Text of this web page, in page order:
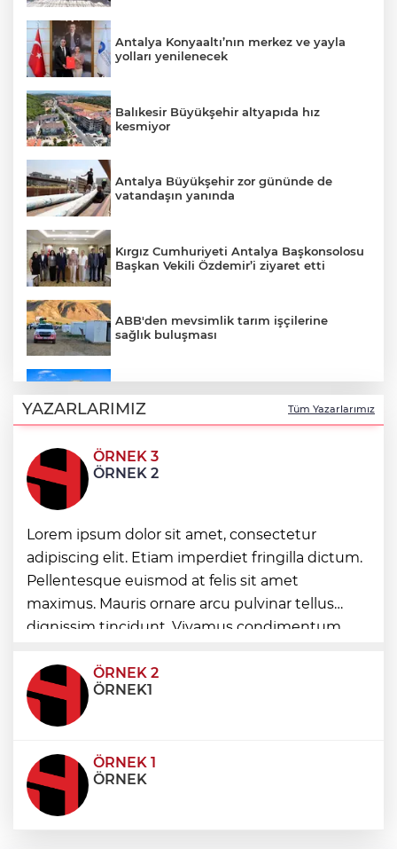
Antalya Konyaaltı’nın merkez ve yayla
yolları yenilenecek
Balıkesir Büyükşehir altyapıda hız
kesmiyor
Antalya Büyükşehir zor gününde de
vatandaşın yanında
Kırgız Cumhuriyeti Antalya Başkonsolosu
Başkan Vekili Özdemir’i ziyaret etti
ABB'den mevsimlik tarım işçilerine
sağlık buluşması
başladı
Bodrum’da Ferrari’li deniz keyfi!
Nilüfer’de Kent Rehberi ve İmar Durumu
Sorgulama yenilendi
ATA Çiftliği Yoncaları Atatürk Parkı'na
ulaştı
YAZARLARIMIZ Tüm Yazarlarımız
ÖRNEK 3
ÖRNEK 2
Lorem ipsum dolor sit amet, consectetur
adipiscing elit. Etiam imperdiet fringilla dictum.
Pellentesque euismod at felis sit amet
maximus. Mauris ornare arcu pulvinar tellus
dignissim tincidunt. Vivamus condimentum
condimentum eros et, faucibus sapien. Praese
ÖRNEK 2
ÖRNEK1
ÖRNEK 1
ÖRNEK